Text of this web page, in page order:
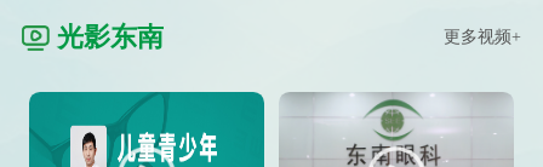
光影东南 更多视频+